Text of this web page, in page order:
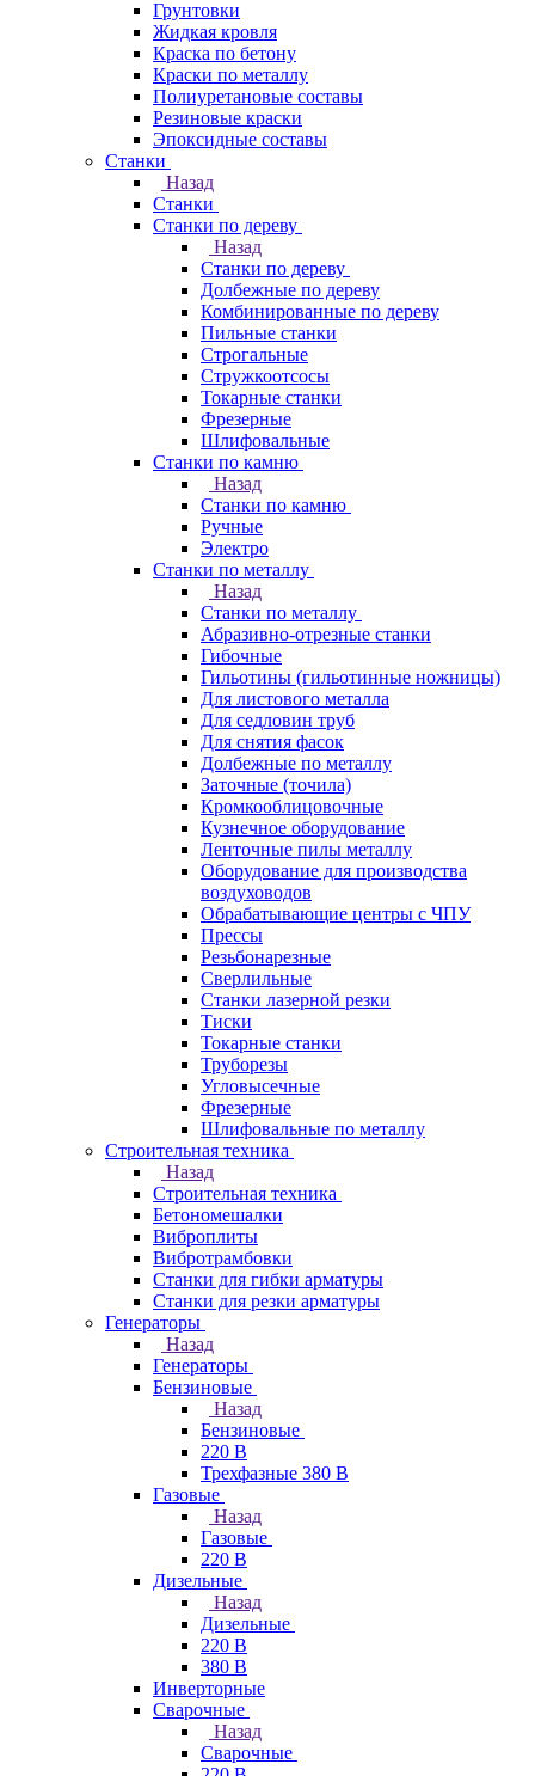
Грунтовки
Жидкая кровля
Краска по бетону
Краски по металлу
Полиуретановые составы
Резиновые краски
Эпоксидные составы
Станки
Назад
Станки
Станки по дереву
Назад
Станки по дереву
Долбежные по дереву
Комбинированные по дереву
Пильные станки
Строгальные
Стружкоотсосы
Токарные станки
Фрезерные
Шлифовальные
Станки по камню
Назад
Станки по камню
Ручные
Электро
Станки по металлу
Назад
Станки по металлу
Абразивно-отрезные станки
Гибочные
Гильотины (гильотинные ножницы)
Для листового металла
Для седловин труб
Для снятия фасок
Долбежные по металлу
Заточные (точила)
Кромкооблицовочные
Кузнечное оборудование
Ленточные пилы металлу
Оборудование для производства
воздуховодов
Обрабатывающие центры с ЧПУ
Прессы
Резьбонарезные
Сверлильные
Станки лазерной резки
Тиски
Токарные станки
Труборезы
Угловысечные
Фрезерные
Шлифовальные по металлу
Строительная техника
Назад
Строительная техника
Бетономешалки
Виброплиты
Вибротрамбовки
Станки для гибки арматуры
Станки для резки арматуры
Генераторы
Назад
Генераторы
Бензиновые
Назад
Бензиновые
220 В
Трехфазные 380 В
Газовые
Назад
Газовые
220 В
Дизельные
Назад
Дизельные
220 В
380 В
Инверторные
Сварочные
Назад
Сварочные